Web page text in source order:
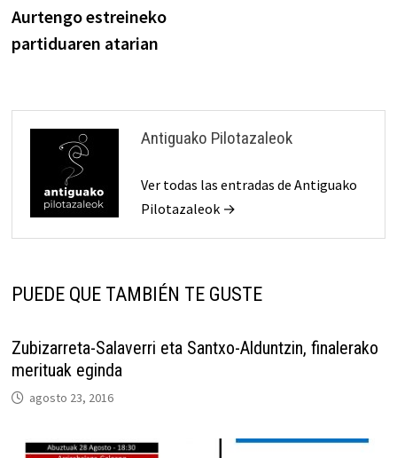
de
entradas
anterior:
Aurtengo estreineko
partiduaren atarian
Antiguako Pilotazaleok
Ver todas las entradas de Antiguako
Pilotazaleok →
PUEDE QUE TAMBIÉN TE GUSTE
Zubizarreta-Salaverri eta Santxo-Alduntzin, finalerako
merituak eginda
agosto 23, 2016